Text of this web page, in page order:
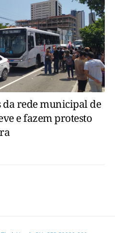
da rede municipal de
e fazem protesto